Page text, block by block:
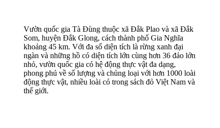
Vườn quốc gia Tà Đùng thuộc xã Đắk Plao và xã Đắk
Som, huyện Đắk Glong, cách thành phố Gia Nghĩa
khoảng 45 km. Với đa số diện tích là rừng xanh đại
ngàn và những hồ có diện tích lớn cùng hơn 36 đảo lớn
nhỏ, vườn quốc gia có hệ động thực vật đa dạng,
phong phú về số lượng và chủng loại với hơn 1000 loài
động thực vật, nhiều loài có trong sách đỏ Việt Nam và
thế giới.